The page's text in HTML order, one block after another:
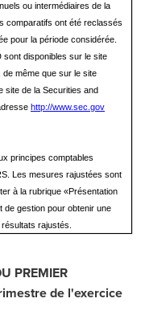
ou intermédiaires de la
comparatifs ont été reclassés
pour la période considérée.
sont disponibles sur le site
, de même que sur le site
site de la Securities and
http://www.sec.gov
principes comptables
Les mesures rajustées sont
à la rubrique «Présentation
de gestion pour obtenir une
rajustés.
PREMIER
de l'exercice